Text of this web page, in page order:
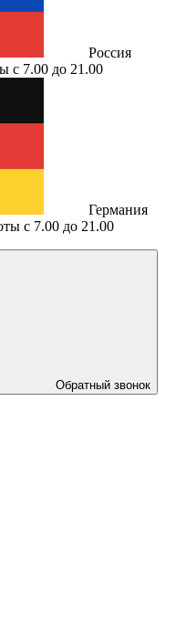
Россия
с 7.00 до 21.00
Германия
с 7.00 до 21.00
Обратный звонок